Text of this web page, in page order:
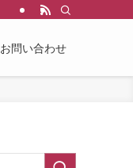
お問い合わせ